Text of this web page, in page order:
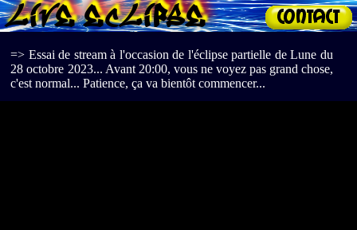
Live eclipse
=> Essai de stream à l'occasion de l'éclipse partielle de Lune du
28 octobre 2023... Avant 20:00, vous ne voyez pas grand chose,
c'est normal... Patience, ça va bientôt commencer...